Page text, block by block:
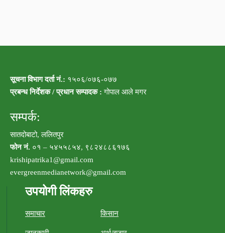
सूचना विभाग दर्ता नं.: १५०६/०७६-०७७
प्रबन्ध निर्देशक / प्रधान सम्पादक : गोपाल आले मगर
सम्पर्क:
सातदोबाटो, ललितपुर
फोन नं. ०१ – ५४५५८५४, ९८२४८८६१७६
krishipatrika1@gmail.com
evergreenmedianetwork@gmail.com
उपयोगी लिंकहरु
समाचार किसान